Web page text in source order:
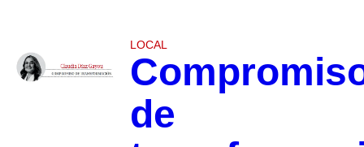
LOCAL
de